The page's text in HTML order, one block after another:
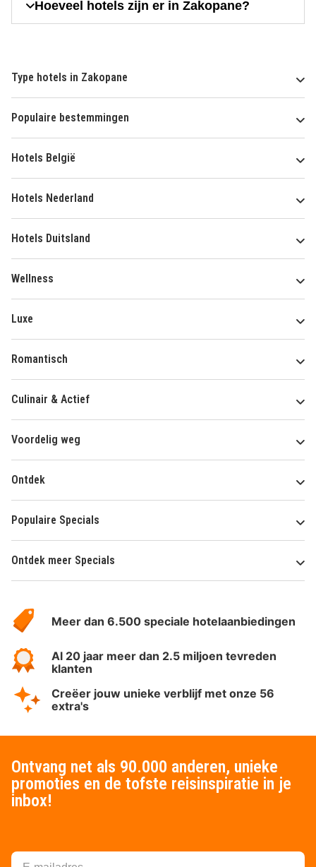
Hoeveel hotels zijn er in Zakopane?
Type hotels in Zakopane
Populaire bestemmingen
Hotels België
Hotels Nederland
Hotels Duitsland
Wellness
Luxe
Romantisch
Culinair & Actief
Voordelig weg
Ontdek
Populaire Specials
Ontdek meer Specials
HotelSpecials
Meer dan 6.500 speciale hotelaanbiedingen
Al 20 jaar meer dan 2.5 miljoen tevreden
klanten
Creëer jouw unieke verblijf met onze 56
extra's
Ontvang net als 90.000 anderen, unieke
promoties en de tofste reisinspiratie in je
inbox!